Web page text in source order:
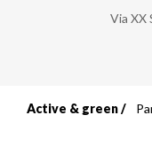
Via XX
Active & green